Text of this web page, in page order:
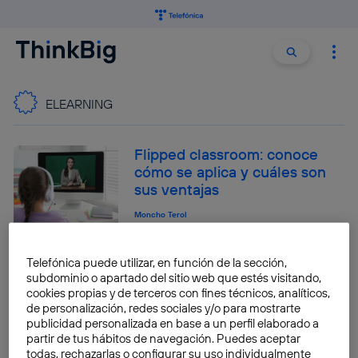
Buscar
ELEARNING
Flipped classroom: conoce
cómo se aplica y cuáles son
sus ventajas
Moncho Terol
Aprende sobre analítica web
con estos cursos
Moncho Terol
Telefónica puede utilizar, en función de la sección,
subdominio o apartado del sitio web que estés visitando,
cookies propias y de terceros con fines técnicos, analíticos,
de personalización, redes sociales y/o para mostrarte
publicidad personalizada en base a un perfil elaborado a
partir de tus hábitos de navegación. Puedes aceptar
todas, rechazarlas o configurar su uso individualmente